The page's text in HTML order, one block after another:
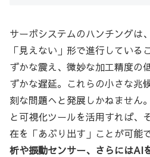
サーボシステムのハンチングは
「見えない」形で進行している
ずかな震え、微妙な加工精度の
ずかな遅延。これらの小さな兆
刻な問題へと発展しかねません
と可視化ツールを活用すれば、
在を「あぶり出す」ことが可能で
析や振動センサー、さらにはAI